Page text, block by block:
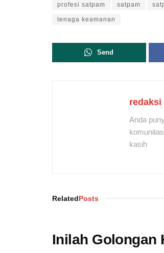
profesi satpam satpam
tenaga keamanan
Send
redaksi
Anda
kasih
RelatedPosts
Inilah Golongan